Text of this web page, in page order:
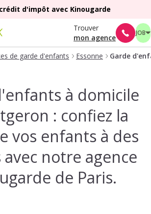
d'impôt avec Kinougarde
Trouver
mon agence
JOB
de garde d'enfants Essonne Garde
à domicile
: confiez la
vos enfants à des
notre agence
de Paris.